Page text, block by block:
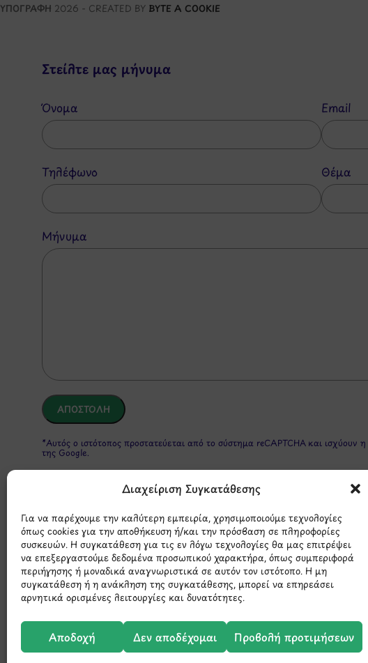
Διαχείριση Συγκατάθεσης
Για να παρέχουμε την καλύτερη εμπειρία, χρησιμοποιούμε τεχνολογίες
όπως cookies για την αποθήκευση ή/και την πρόσβαση σε πληροφορίες
συσκευών. Η συγκατάθεση για τις εν λόγω τεχνολογίες θα μας επιτρέψει
να επεξεργαστούμε δεδομένα προσωπικού χαρακτήρα, όπως συμπεριφορά
περιήγησης ή μοναδικά αναγνωριστικά σε αυτόν τον ιστότοπο. Η μη
συγκατάθεση ή η ανάκληση της συγκατάθεσης, μπορεί να επηρεάσει
αρνητικά ορισμένες λειτουργίες και δυνατότητες.
Αποδοχή Δεν αποδέχομαι Προβολή προτιμήσεων
ΥΠΟΓΡΑΦΗ 2026 - CREATED BY BYTE A COOKIE
Στείλτε μας μήνυμα
Όνομα Email
Τηλέφωνο Θέμα
Μήνυμα
*Αυτός ο ιστότοπος προστατεύεται από το σύστημα reCAPTCHA και ισχύουν η
της Google.
Μάθετε